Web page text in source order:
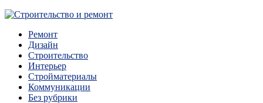
Строительство и ремонт
Квартиры и дома, в которых живут разные люди, очень
отличаются между собой.
Ремонт
Дизайн
Строительство
Интерьер
Стройматериалы
Коммуникации
Без рубрики